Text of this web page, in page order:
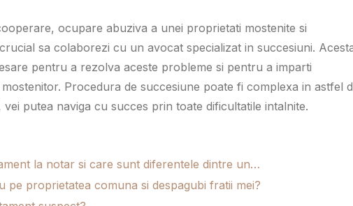
ocupare abuziva a unei proprietati mostenite si
sa colaborezi cu un avocat specializat in succesiuni.
pentru a rezolva aceste probleme si pentru a imparti
Procedura de succesiune poate fi complexa in astfel
putea naviga cu succes prin toate dificultatile intalnite.
la notar si care sunt diferentele dintre un…
pe proprietatea comuna si despagubi fratii mei?